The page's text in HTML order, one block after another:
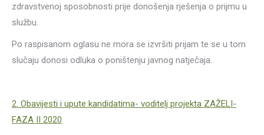
zdravstvenoj sposobnosti prije donošenja rješenja o prijmu u
službu.
Po raspisanom oglasu ne mora se izvršiti prijam te se u tom
slučaju donosi odluka o poništenju javnog natječaja.
2. Obavijesti i upute kandidatima- voditelj projekta ZAŽELI-
FAZA II 2020